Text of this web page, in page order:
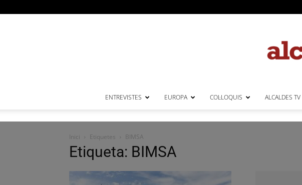
ENTREVISTES EUROPA COL·LOQUIS ALCALDES TV
Inici Etiquetes BIMSA
Etiqueta: BIMSA